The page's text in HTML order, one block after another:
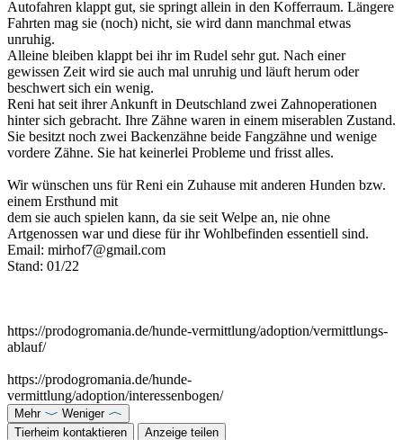
Autofahren klappt gut, sie springt allein in den Kofferraum. Längere
Fahrten mag sie (noch) nicht, sie wird dann manchmal etwas
unruhig.
Alleine bleiben klappt bei ihr im Rudel sehr gut. Nach einer
gewissen Zeit wird sie auch mal unruhig und läuft herum oder
beschwert sich ein wenig.
Reni hat seit ihrer Ankunft in Deutschland zwei Zahnoperationen
hinter sich gebracht. Ihre Zähne waren in einem miserablen Zustand.
Sie besitzt noch zwei Backenzähne beide Fangzähne und wenige
vordere Zähne. Sie hat keinerlei Probleme und frisst alles.
Wir wünschen uns für Reni ein Zuhause mit anderen Hunden bzw.
einem Ersthund mit
dem sie auch spielen kann, da sie seit Welpe an, nie ohne
Artgenossen war und diese für ihr Wohlbefinden essentiell sind.
Email: mirhof7@gmail.com
Stand: 01/22
https://prodogromania.de/hunde-vermittlung/adoption/vermittlungs-
ablauf/
https://prodogromania.de/hunde-
vermittlung/adoption/interessenbogen/
Mehr
Weniger
Tierheim kontaktieren
Anzeige teilen